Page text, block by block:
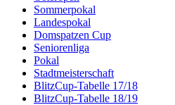
Sommerpokal
Landespokal
Domspatzen Cup
Seniorenliga
Pokal
Stadtmeisterschaft
BlitzCup-Tabelle 17/18
BlitzCup-Tabelle 18/19